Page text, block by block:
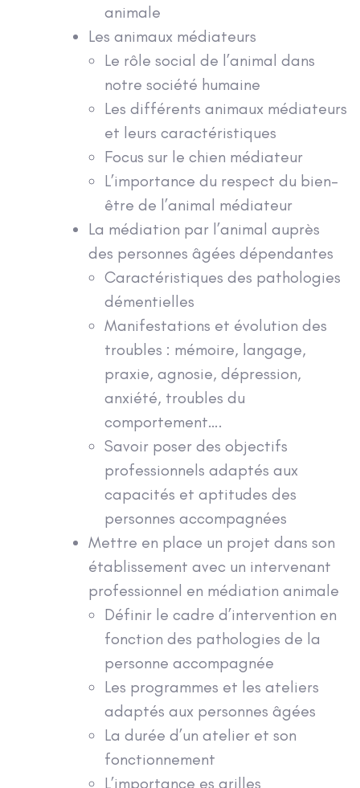
animale
Les animaux médiateurs
Le rôle social de l’animal dans
notre société humaine
Les différents animaux médiateurs
et leurs caractéristiques
Focus sur le chien médiateur
L’importance du respect du bien-
être de l’animal médiateur
La médiation par l’animal auprès
des personnes âgées dépendantes
Caractéristiques des pathologies
démentielles
Manifestations et évolution des
troubles : mémoire, langage,
praxie, agnosie, dépression,
anxiété, troubles du
comportement….
Savoir poser des objectifs
professionnels adaptés aux
capacités et aptitudes des
personnes accompagnées
Mettre en place un projet dans son
établissement avec un intervenant
professionnel en médiation animale
Définir le cadre d’intervention en
fonction des pathologies de la
personne accompagnée
Les programmes et les ateliers
adaptés aux personnes âgées
La durée d’un atelier et son
fonctionnement
L’importance es grilles